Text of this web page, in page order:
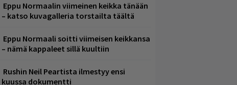
Eppu Normaalin viimeinen keikka tänään
– katso kuvagalleria torstailta täältä
Eppu Normaali soitti viimeisen keikkansa
– nämä kappaleet sillä kuultiin
Rushin Neil Peartista ilmestyy ensi
kuussa dokumentti